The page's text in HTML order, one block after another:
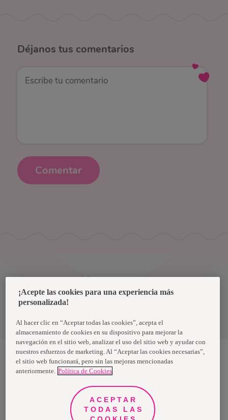
Déjanos tus comentarios
Comentar
Términos y condiciones
Nosotras, una marca de Essity - una compañía global líder en
mundo, utilizan nuestros productos, servicios y soluciones. Nuestro
propósito es romper barreras por el bienestar en beneficio de
consumidores, pacientes, cuidadores, clientes y la sociedad en
general. Vendemos en aproximadamente 150 países bajo las
principales marcas globales TENA y Tork, así como otras marcas
¡Acepte las cookies para una experiencia más
personalizada!
Al hacer clic en “Aceptar todas las cookies”, acepta el
almacenamiento de cookies en su dispositivo para mejorar la
navegación en el sitio web, analizar el uso del sitio web y ayudar con
nuestros esfuerzos de marketing. Al “Aceptar las cookies necesarias”,
el sitio web funcionará, pero sin las mejoras mencionadas
anteriormente. Política de Cookies
ACEPTAR
TODAS LAS